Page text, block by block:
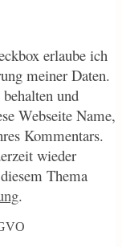
erlaube ich
meiner Daten.
und
Webseite Name,
Kommentars.
wieder
Thema
.